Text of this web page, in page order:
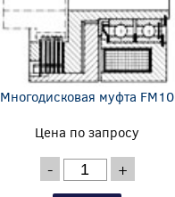
Многодисковая муфта FM10
Цена по запросу
- +